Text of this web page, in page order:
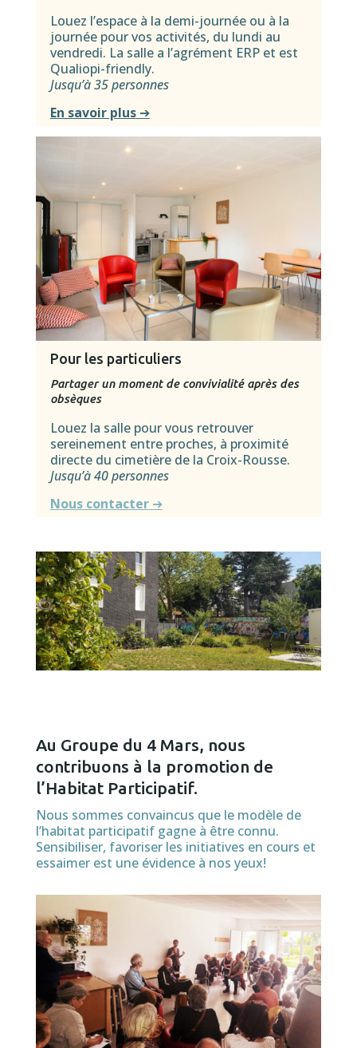
Louez l’espace à la demi-journée ou à la
journée pour vos activités, du lundi au
vendredi. La salle a l’agrément ERP et est
Qualiopi-friendly.
Jusqu’à 35 personnes
En savoir plus➔
Pour les particuliers
Partager un moment de convivialité après des
obsèques
Louez la salle pour vous retrouver
sereinement entre proches, à proximité
directe du cimetière de la Croix-Rousse.
Jusqu’à 40 personnes
Nous contacter➔
Au Groupe du 4 Mars, nous
contribuons à la promotion de
l’Habitat Participatif.
Nous sommes convaincus que le modèle de
l’habitat participatif gagne à être connu.
Sensibiliser, favoriser les initiatives en cours et
essaimer est une évidence à nos yeux!